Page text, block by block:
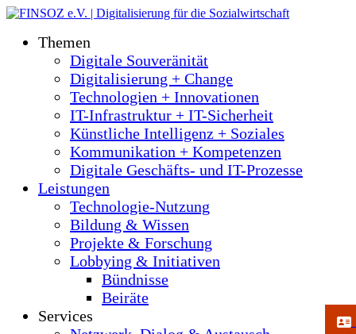
Themen
Digitale Souveränität
Digitalisierung + Change
Technologien + Innovationen
IT-Infrastruktur + IT-Sicherheit
Künstliche Intelligenz + Soziales
Kommunikation + Kompetenzen
Digitale Geschäfts- und IT-Prozesse
Leistungen
Technologie-Nutzung
Bildung & Wissen
Projekte & Forschung
Lobbying & Initiativen
Bündnisse
Beiräte
Services